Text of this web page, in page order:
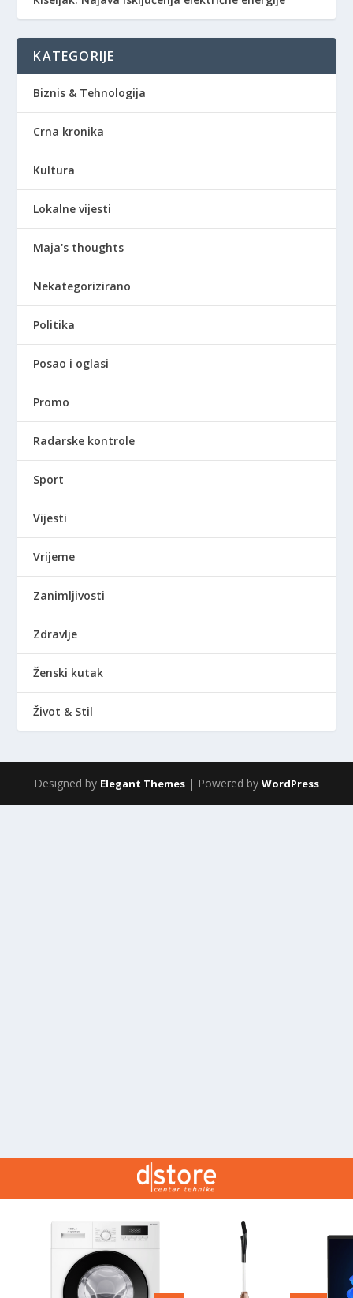
KATEGORIJE
Biznis & Tehnologija
Crna kronika
Kultura
Lokalne vijesti
Maja's thoughts
Nekategorizirano
Politika
Posao i oglasi
Promo
Radarske kontrole
Sport
Vijesti
Vrijeme
Zanimljivosti
Zdravlje
Ženski kutak
Život & Stil
Designed by Elegant Themes | Powered by WordPress